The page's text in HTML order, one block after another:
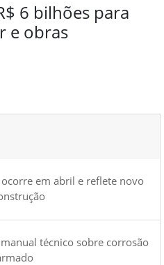
6 bilhões para
e obras
em abril e reflete novo
técnico sobre corrosão